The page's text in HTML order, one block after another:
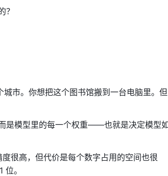
？
市。你想把这个图书馆搬到一台电脑里。但
是模型里的每一个权重——也就是决定模型
很高，但代价是每个数字占用的空间也很
。